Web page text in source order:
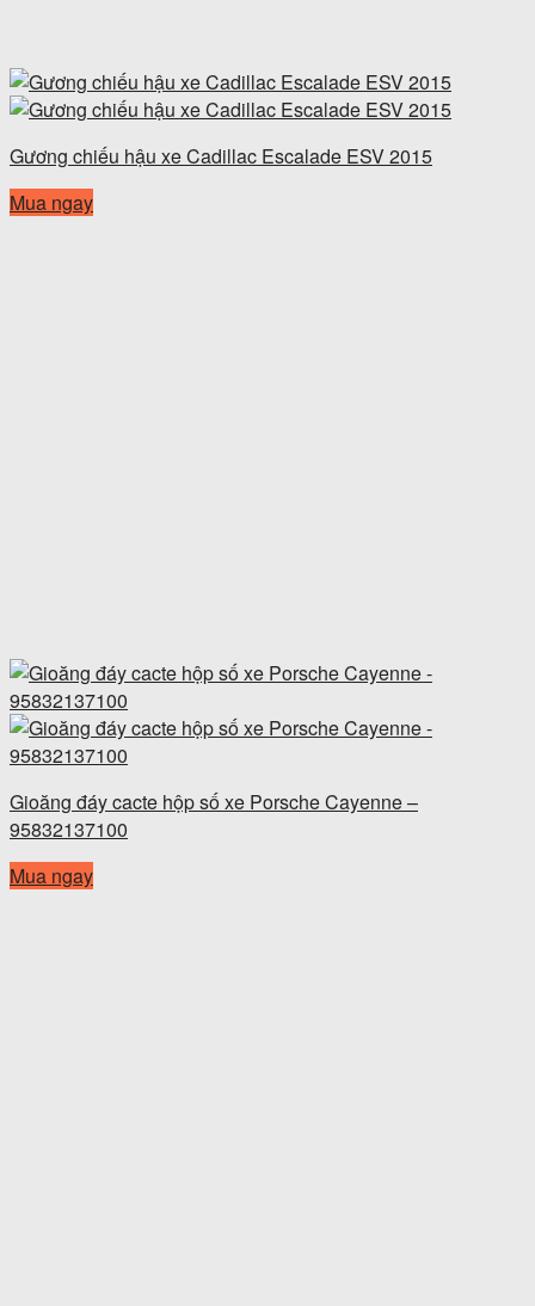
Gương chiếu hậu xe Cadillac Escalade ESV 2015
Mua ngay
Gioăng đáy cacte hộp số xe Porsche Cayenne –
95832137100
Mua ngay